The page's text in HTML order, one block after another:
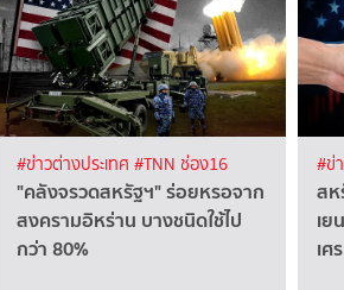
#ข่าวต่างประเทศ #TNN ช่อง16
"คลังจรวดสหรัฐฯ" ร่อยหรอจาก
สงครามอิหร่าน บางชนิดใช้ไป
กว่า 80%
#ข่
สห
เ
เศ